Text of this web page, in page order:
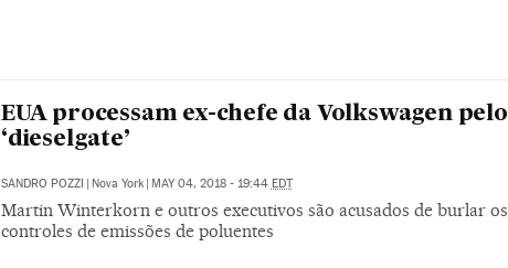
EUA processam ex-chefe da Volkswagen pelo
‘dieselgate’
SANDRO POZZI | Nova York | MAY 04, 2018 - 19:44 EDT
Martin Winterkorn e outros executivos são acusados de burlar os
controles de emissões de poluentes